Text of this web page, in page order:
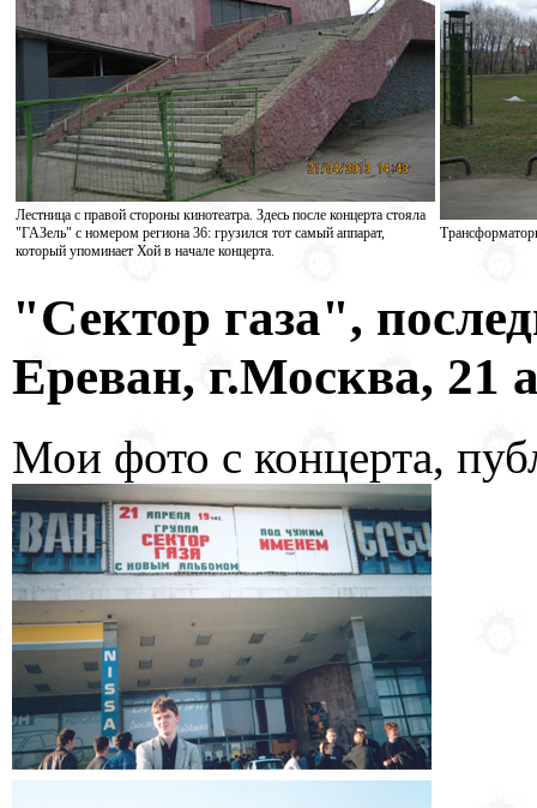
Лестница с правой стороны кинотеатра. Здесь после концерта стояла
"ГАЗель" с номером региона 36: грузился тот самый аппарат,
который упоминает Хой в начале концерта.
"Сектор газа",
Ереван, г.Москва, 21
Мои фото с концерта,